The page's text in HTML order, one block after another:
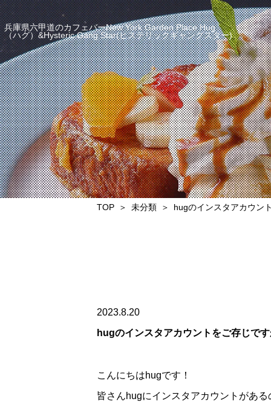
兵庫県六甲道のカフェバーNew York Garden Place Hug
（ハグ）&Hysteric Gang Star(ヒステリックギャングスター)
TOP 未分類 hugのインスタアカウン
2023.8.20
hugのインスタアカウントをご存じで
こんにちはhugです！
皆さんhugにインスタアカウントがあ